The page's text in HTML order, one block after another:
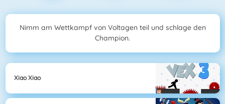
Nimm am Wettkampf von Voltagen teil und schlage den
Champion.
Xiao Xiao